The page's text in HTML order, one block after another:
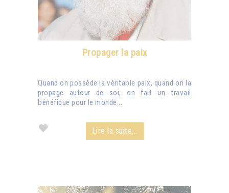
Propager la paix
Quand on possède la véritable paix, quand on la
propage autour de soi, on fait un travail
bénéfique pour le monde...
Lire la suite...